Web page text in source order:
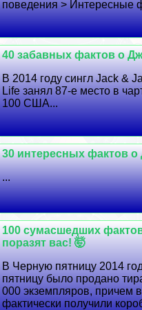
поведения > Интересные
40 забавных фактов о
В 2014 году сингл Jack &
Life занял 87-е место в
100 США...
30 интересных фактов о
...
100 cyмacшедших
поразят вас! 🤯
В Черную пятницу 2014
пятницу было продано
000 экземпляров, причем
фактически получили